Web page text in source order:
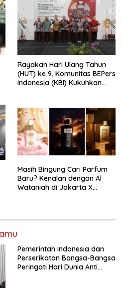
Rayakan Hari Ulang Tahun
(HUT) ke 9, Komunitas BEPers
Indonesia (KBI) Kukuhkan
Tema: “Penguatan dan
Pengembangan Organisasi
KBI yang Berbasis Riset di
seluruh Indonesia dan
Mancanegara”.
Masih Bingung Cari Parfum
Baru? Kenalan dengan Al
Wataniah di Jakarta X
Pemerintah Indonesia dan
Perserikatan Bangsa-Bangsa
Peringati Hari Dunia Anti